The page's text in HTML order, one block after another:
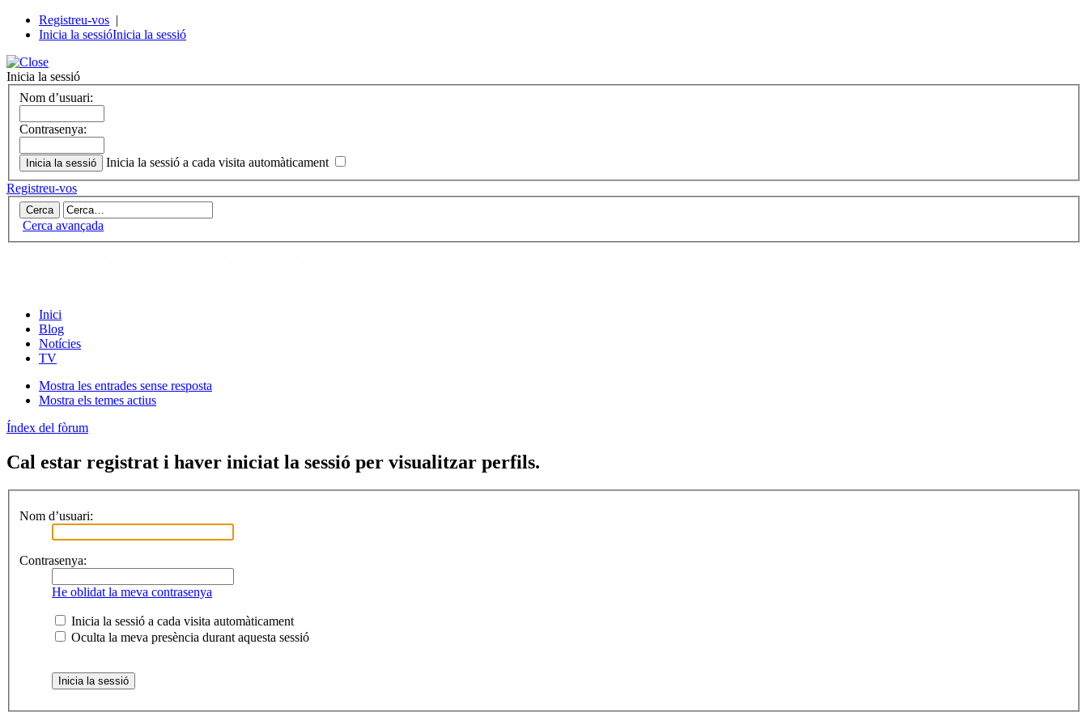
Registreu-vos |
Inicia la sessióInicia la sessió
Inicia la sessió
Nom d’usuari:
Contrasenya:
Inicia la sessió a cada visita automàticament
Registreu-vos
Cerca avançada
Inici
Blog
Notícies
TV
Mostra les entrades sense resposta
Mostra els temes actius
Índex del fòrum
Cal estar registrat i haver iniciat la sessió per visualitzar perfils.
Nom d’usuari:
Contrasenya:
He oblidat la meva contrasenya
Inicia la sessió a cada visita automàticament
Oculta la meva presència durant aquesta sessió